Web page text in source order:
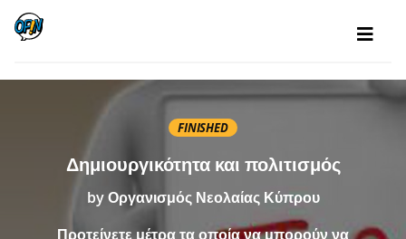
FINISHED
Δημιουργικότητα και πολιτισμός
byΟργανισμός Νεολαίας Κύπρου
Προτείνετε μέτρα τα οποία να μπορούν να